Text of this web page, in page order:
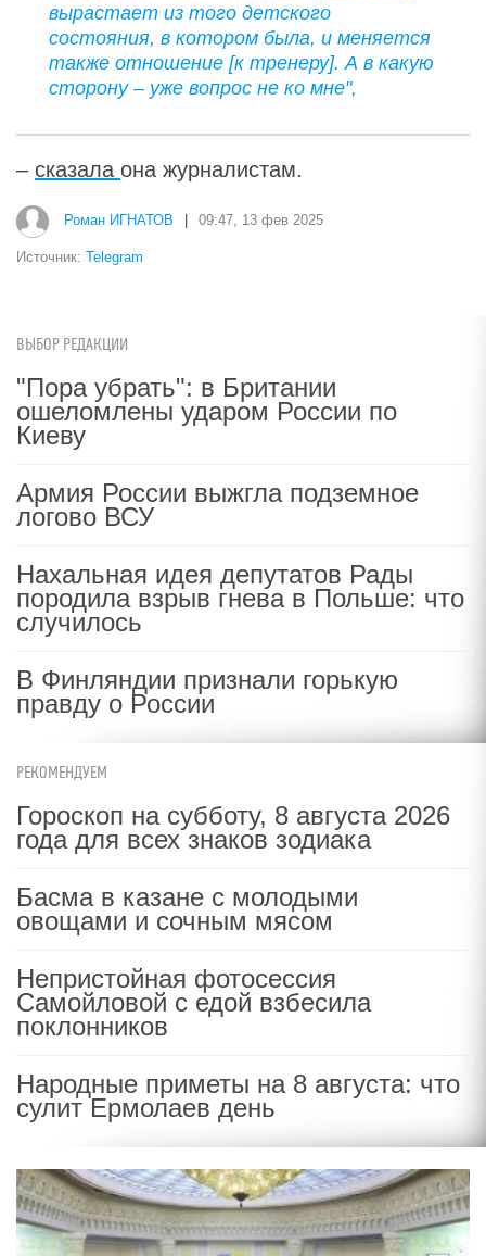
вырастает из того детского
состояния, в котором была, и меняется
также отношение [к тренеру]. А в какую
сторону – уже вопрос не ко мне",
– сказала она журналистам.
Роман ИГНАТОВ 09:47, 13 фев 2025
Источник: Telegram
ВЫБОР РЕДАКЦИИ
"Пора убрать": в Британии
ошеломлены ударом России по
Киеву
Армия России выжгла подземное
логово ВСУ
Нахальная идея депутатов Рады
породила взрыв гнева в Польше: что
случилось
В Финляндии признали горькую
правду о России
РЕКОМЕНДУЕМ
Гороскоп на субботу, 8 августа 2026
года для всех знаков зодиака
Басма в казане с молодыми
овощами и сочным мясом
Непристойная фотосессия
Самойловой с едой взбесила
поклонников
Народные приметы на 8 августа: что
сулит Ермолаев день